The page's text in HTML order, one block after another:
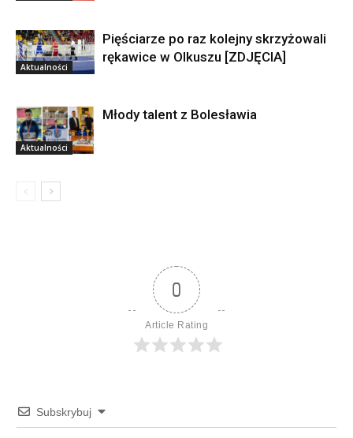
Aktualności
Pięściarze po raz kolejny skrzyżowali
rękawice w Olkuszu [ZDJĘCIA]
Aktualności
Młody talent z Bolesławia
0
Article Rating
Subskrybuj